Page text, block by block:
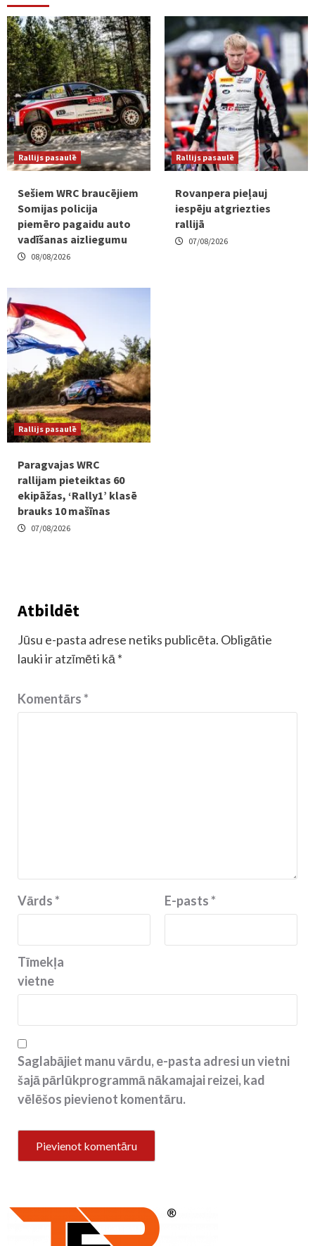
Rallijs pasaulē
Sešiem WRC braucējiem
Somijas policija
piemēro pagaidu auto
vadīšanas aizliegumu
08/08/2026
Rallijs pasaulē
Rovanpera pieļauj
iespēju atgriezties
rallijā
07/08/2026
Rallijs pasaulē
Paragvajas WRC
rallijam pieteiktas 60
ekipāžas, ‘Rally1’ klasē
brauks 10 mašīnas
07/08/2026
Atbildēt
Jūsu e-pasta adrese netiks publicēta. Obligātie
lauki ir atzīmēti kā *
Komentārs*
Vārds* E-pasts*
Tīmekļa
vietne
Saglabājiet manu vārdu, e-pasta adresi un vietni
šajā pārlūkprogrammā nākamajai reizei, kad
vēlēšos pievienot komentāru.